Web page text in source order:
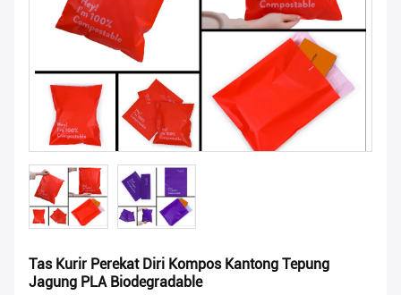
Tas Kurir Perekat Diri Kompos Kantong Tepung
Jagung PLA Biodegradable